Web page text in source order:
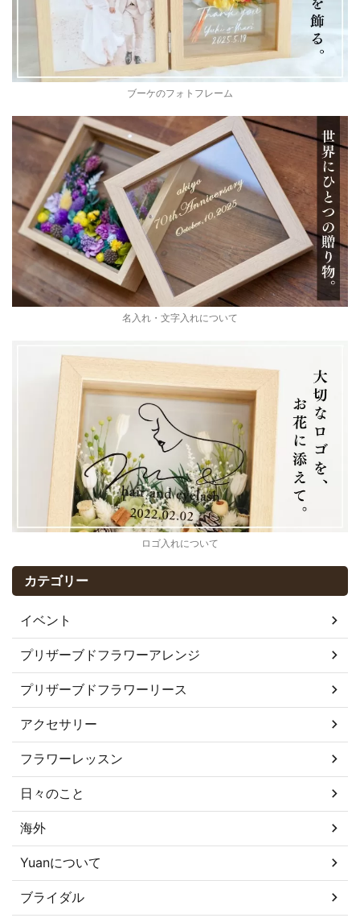
ブーケのフォトフレーム
名入れ・文字入れについて
ロゴ入れについて
カテゴリー
イベント
プリザーブドフラワーアレンジ
プリザーブドフラワーリース
アクセサリー
フラワーレッスン
日々のこと
海外
Yuanについて
ブライダル